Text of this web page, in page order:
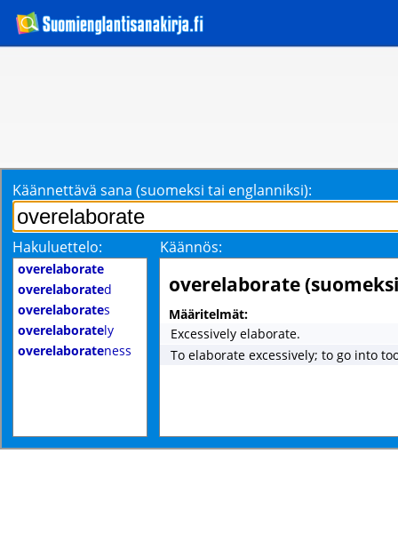
Käännettävä sana (suomeksi tai englanniksi):
Hakuluettelo: Käännös:
overelaborate
overelaborated
overelaborates
overelaborately
overelaborateness
overelaborate
Määritelmät:
Excessively elaborate.
To elaborate excessively; to go into